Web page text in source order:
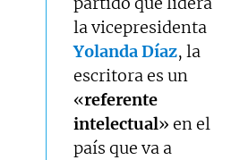
la vicepresidenta
Yolanda Díaz, la
escritora es un
«referente
intelectual» en el
país que va a